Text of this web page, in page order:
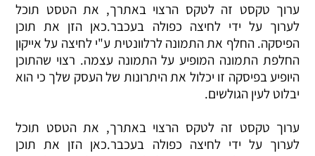
ערוך טקסט זה לטקס הרצוי באתרך, את הטסט תוכל
לערוך על ידי לחיצה כפולה בעכבר.כאן הזן את תוכן
הפיסקה. החלף את התמונה לרלוונטית ע"י לחיצה על אייקון
החלפת התמונה המופיע על התמונה עצמה. רצוי שהתוכן
היופיע בפיסקה זו יכלול את היתרונות של העסק שלך כי הוא
יבלוט לעין הגולשים.
ערוך טקסט זה לטקס הרצוי באתרך, את הטסט תוכל
לערוך על ידי לחיצה כפולה בעכבר.כאן הזן את תוכן